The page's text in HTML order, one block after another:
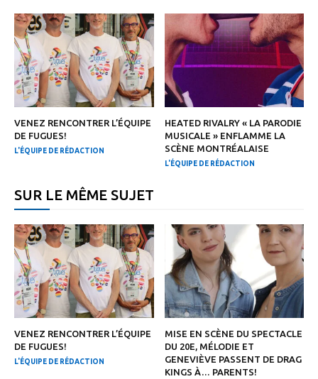
VENEZ RENCONTRER L’ÉQUIPE
DE FUGUES!
L'ÉQUIPE DE RÉDACTION
HEATED RIVALRY « LA PARODIE
MUSICALE » ENFLAMME LA
SCÈNE MONTRÉALAISE
L'ÉQUIPE DE RÉDACTION
SUR LE MÊME SUJET
VENEZ RENCONTRER L’ÉQUIPE
DE FUGUES!
L'ÉQUIPE DE RÉDACTION
MISE EN SCÈNE DU SPECTACLE
DU 20E, MÉLODIE ET
GENEVIÈVE PASSENT DE DRAG
KINGS À… PARENTS!